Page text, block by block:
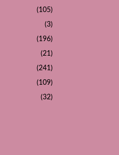
(105)
(3)
(196)
(21)
(241)
(109)
(32)